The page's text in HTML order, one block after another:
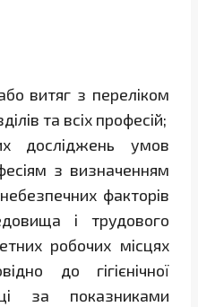
витяг з переліком
та всіх професій;
досліджень умов
з визначенням
факторів
і трудового
робочих місцях
до гігієнічної
за показниками